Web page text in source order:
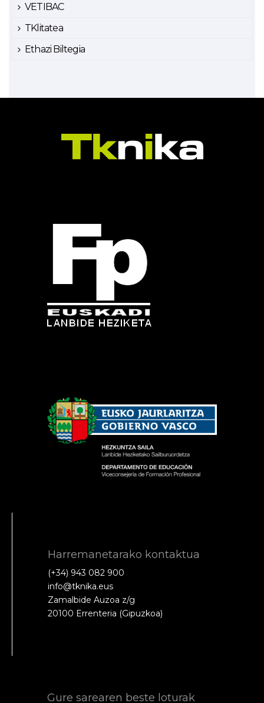
VETIBAC
TKlitatea
Ethazi Biltegia
Harremanetarako kontaktua
(+34) 943 082 900
info@tknika.eus
Zamalbide Auzoa z/g
20100 Errenteria (Gipuzkoa)
Gure sarearen beste loturak